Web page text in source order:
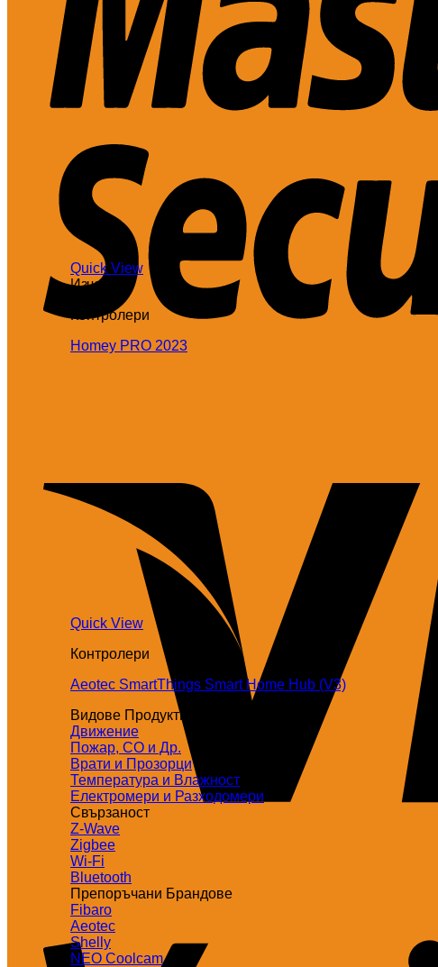
Quick View
Изчерпан
Контролери
Homey PRO 2023
Quick View
Контролери
Aeotec SmartThings Smart Home Hub (V3)
Видове Продукти
Движение
Пожар, СО и Др.
Врати и Прозорци
Температура и Влажност
Електромери и Разходомери
Свързаност
Z-Wave
Zigbee
Wi-Fi
Bluetooth
Препоръчани Брандове
Fibaro
Aeotec
Shelly
NEO Coolcam